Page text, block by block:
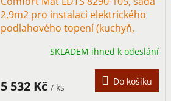
A
M
A
2,9m2 pro instalaci elektrického
podlahového topení (kuchyň,
SKLADEM ihned k odeslání
5 532 Kč / ks
Do košíku